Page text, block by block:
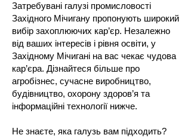
Затребувані галузі промисловості
Західного Мічигану пропонують широкий
вибір захоплюючих кар’єр. Незалежно
від ваших інтересів і рівня освіти, у
Західному Мічигані на вас чекає чудова
кар’єра. Дізнайтеся більше про
агробізнес, сучасне виробництво,
будівництво, охорону здоров’я та
інформаційні технології нижче.
Не знаєте, яка галузь вам підходить?